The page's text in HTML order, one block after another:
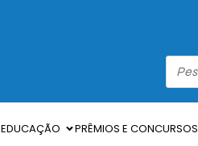
EDUCAÇÃO PRÊMIOS E CONCURSOS